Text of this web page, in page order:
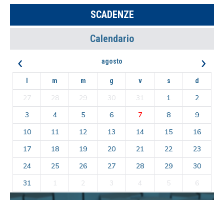
SCADENZE
Calendario
‹ agosto ›
m m g v s d
27 28 29 30 31 1
2
3
4 5 6 7 8
9
10
11 12 13 14 15
16
17
18 19 20 21 22
23
24
25 26 27 28 29
30
31
1 2 3 4 5 6